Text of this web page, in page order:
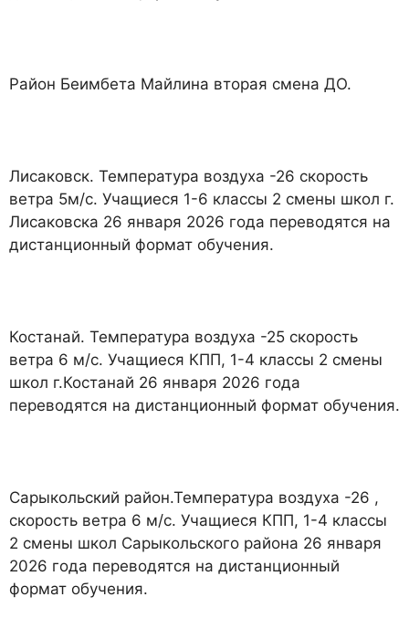
Район Беимбета Майлина вторая смена ДО.
Лисаковск. Температура воздуха -26 скорость
ветра 5м/с. Учащиеся 1-6 классы 2 смены школ г.
Лисаковска 26 января 2026 года переводятся на
дистанционный формат обучения.
Костанай. Температура воздуха -25 скорость
ветра 6 м/с. Учащиеся КПП, 1-4 классы 2 смены
школ г.Костанай 26 января 2026 года
переводятся на дистанционный формат обучения.
Сарыкольский район.Температура воздуха -26 ,
скорость ветра 6 м/с. Учащиеся КПП, 1-4 классы
2 смены школ Сарыкольского района 26 января
2026 года переводятся на дистанционный
формат обучения.